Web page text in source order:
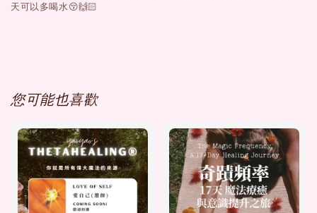
天可以多喝水😚🙌🏻
您可能也喜歡